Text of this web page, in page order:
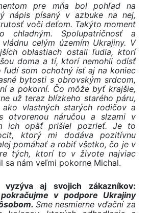
pre mňa bol pohľad na
nápis písaný v azbuke na nej,
voči deťom. Takýto moment
chladným. Spolupatričnosť a
celým územím Ukrajiny. V
oblastiach ostali ľudia, ktorí
doma a tí, ktorí nemohli odísť
ľudí som ochotný ísť aj na koniec
bytosti s obrovským srdcom,
a pokorní. Čo môže byť krajšie,
už teraz blízkeho starého páru,
vlastných starých rodičov a
otvorenou náručou a slzami v
ich opäť prišiel pozrieť. Je to
ktorý mi dodáva pozitívnu
pomáhať a robiť všetko, čo je v
tých, ktorí to v živote najviac
sa nám veľmi pokorne Michal.
vyzýva aj svojich zákazníkov:
v podpore Ukrajiny
Sme nesmierne vďační za